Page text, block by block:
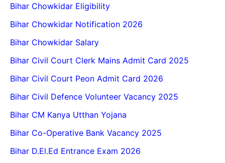
Bihar Chowkidar Eligibility
Bihar Chowkidar Notification 2026
Bihar Chowkidar Salary
Bihar Civil Court Clerk Mains Admit Card 2025
Bihar Civil Court Peon Admit Card 2026
Bihar Civil Defence Volunteer Vacancy 2025
Bihar CM Kanya Utthan Yojana
Bihar Co-Operative Bank Vacancy 2025
Bihar D.El.Ed Entrance Exam 2026